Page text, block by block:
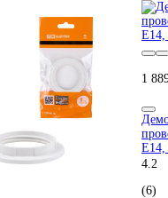
1
Е14,
4.2
(6)